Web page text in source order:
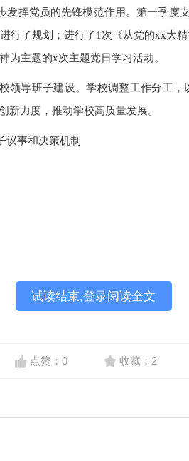
发挥党员的先锋模范作用。第一季度
行了规划；进行了1次《从党的xx
为主题的x次主题党日学习活动。
领导班子建设。学校调整工作分工
新力度，推动学校高质量发展。
议事和决策机制
试读结束,登录阅读全文
点赞：0 收藏：2